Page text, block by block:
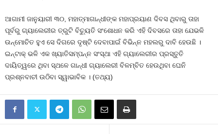
ଆଗାମୀ ଜାନୁୟାରୀ ୩୦, ମହାତ୍ମାଗାନ୍ଧୀଙ୍କ ମହାପ୍ରୟାଣ ଦିବସ ଥିବାରୁ ତାହା
ପୂର୍ବରୁ ଗ୍ୟାଲେରୀର ତ୍ରୁଟି ବିଚ୍ୟୁତି ସଂଶୋଧନ କରି ଏହି ଦିବସରେ ତାହା ଯେଭଳି
ଉନ୍ମୋଚିତ ହୁଏ ସେ ଦିଗରେ ଦୃଷ୍ଟି ଦେବାପାଇଁ ବିଭିନ୍ନ ମହଲରୁ ଦାବି ହେଉଛି ।
ଇନ୍‍ଟାକ୍‍ ଭଳି ଏକ ଖ୍ୟାତିସମ୍ପନ୍ନ ସଂସ୍ଥା ଏହି ଗ୍ୟାଲେରୀର ପ୍ରସ୍ତୁତି
ଦାୟିତ୍ୱରେ ଥିବା ସ୍ଥଳେ ଗାନ୍ଧୀ ଗ୍ୟାଲେରୀ ବିଳମ୍ବିତ ହେଉଥିବା ଘେନି
ପ୍ରଶ୍ନବାଚୀ ଉଠିବା ସ୍ୱାଭାବିକ । (ତଥ୍ୟ)